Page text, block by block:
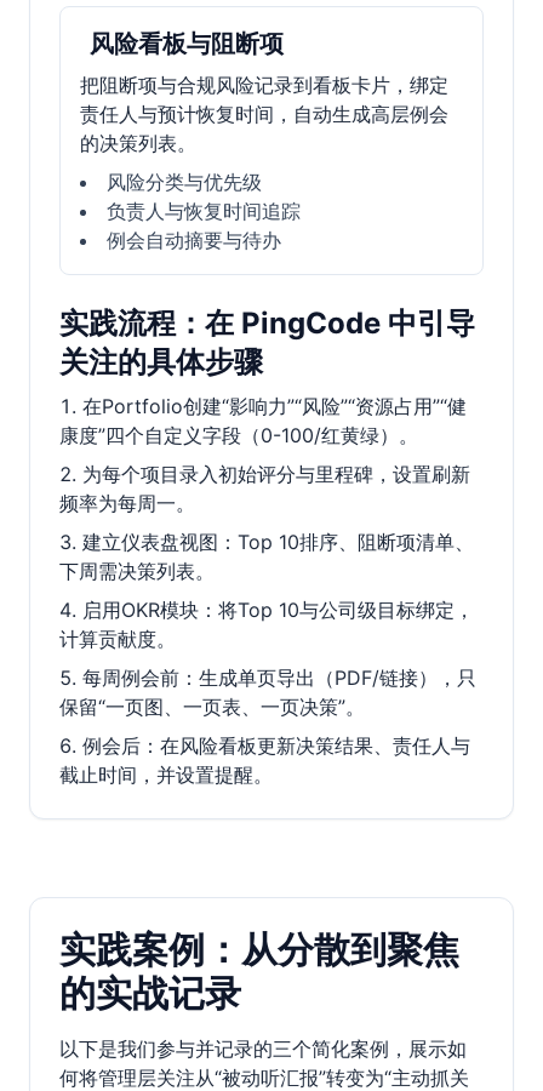
风险看板与阻断项
把阻断项与合规风险记录到看板卡片，绑定
责任人与预计恢复时间，自动生成高层例会
的决策列表。
风险分类与优先级
负责人与恢复时间追踪
例会自动摘要与待办
实践流程：在 PingCode 中引导
关注的具体步骤
在Portfolio创建“影响力”“风险”“资源占用”“健
康度”四个自定义字段（0-100/红黄绿）。
为每个项目录入初始评分与里程碑，设置刷新
频率为每周一。
建立仪表盘视图：Top 10排序、阻断项清单、
下周需决策列表。
启用OKR模块：将Top 10与公司级目标绑定，
计算贡献度。
每周例会前：生成单页导出（PDF/链接），只
保留“一页图、一页表、一页决策”。
例会后：在风险看板更新决策结果、责任人与
截止时间，并设置提醒。
实践案例：从分散到聚焦
的实战记录
以下是我们参与并记录的三个简化案例，展示如
何将管理层关注从“被动听汇报”转变为“主动抓关